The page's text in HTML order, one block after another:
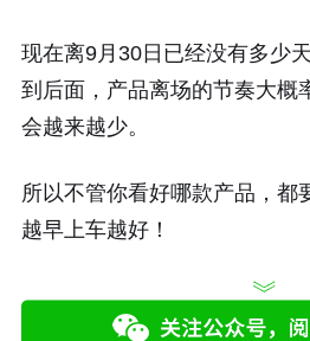
现在离9月30日已经没有多少
到后面，产品离场的节奏大概
会越来越少。
所以不管你看好哪款产品，都
越早上车越好！